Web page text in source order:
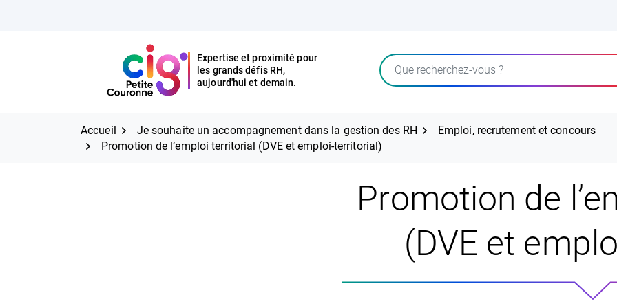
CIG Petite Couronne
Expertise et proximité pour
les grands défis RH,
aujourd'hui et demain.
Rechercher
CIG Petite Couronne
Expertise et proximité pour
les grands défis RH,
aujourd'hui et demain.
Accueil Je souhaite un accompagnement dans la gestion des RH
Emploi, recrutement et concours
Promotion de l’emploi territorial (DVE et emploi-territorial)
Promotion de
(DVE et